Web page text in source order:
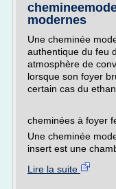
modernes
Une cheminée
authentique du feu
atmosphère de
lorsque son foyer
certain cas du
cheminées à foyer
Une cheminée
insert est une
Lire la suite